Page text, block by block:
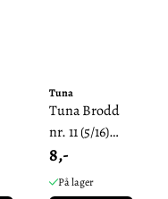
Tuna
Tuna Brodd
nr. 11 (5/16)
8mm.
Enkeltvis.
8,-
På lager